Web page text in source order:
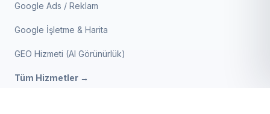
Google Ads / Reklam
Google İşletme & Harita
GEO Hizmeti (AI Görünürlük)
Tüm Hizmetler →